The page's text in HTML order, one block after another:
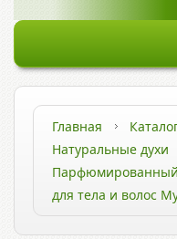
Главная
Натуральные духи
для тела и волос